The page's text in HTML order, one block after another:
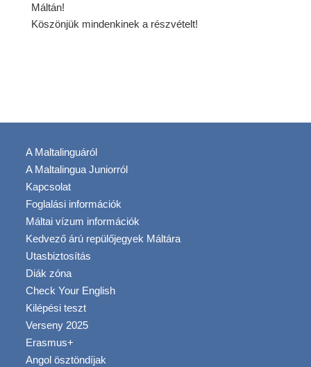
Máltán!
Köszönjük mindenkinek a részvételt!
A Maltalinguáról
A Maltalingua Juniorról
Kapcsolat
Foglalási információk
Máltai vízum információk
Kedvező árú repülőjegyek Máltára
Utasbiztosítás
Diák zóna
Check Your English
Kilépési teszt
Verseny 2025
Erasmus+
Angol ösztöndíjak